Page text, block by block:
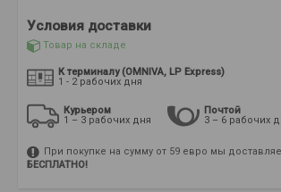
Условия доставки
Товар на складе
К терминалу (OMNIVA, LP Express)
1 - 2 рабочих дня
Курьером
1 – 3 рабочих дня
Почтой
3 – 6 рабочих
При покупке на сумму от 59 евро мы
БЕСПЛАТНО!